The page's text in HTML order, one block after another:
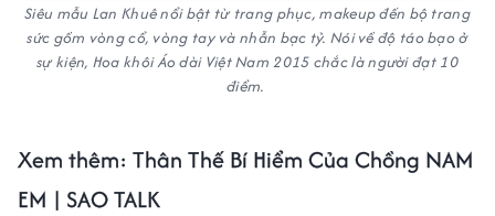
Siêu mẫu Lan Khuê nổi bật từ trang phục, makeup đến bộ trang
sức gồm vòng cổ, vòng tay và nhẫn bạc tỷ. Nói về độ táo bạo ở
sự kiện, Hoa khôi Áo dài Việt Nam 2015 chắc là người đạt 10
điểm.
Xem thêm: Thân Thế Bí Hiểm Của Chồng NAM
EM | SAO TALK